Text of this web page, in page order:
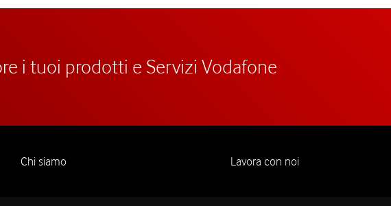
i tuoi prodotti e Servizi Vodafone
Chi siamo Lavora con noi